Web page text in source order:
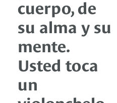
cuerpo, de
su alma y su
mente.
Usted toca
un